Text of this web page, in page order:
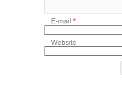
E-mail*
Website